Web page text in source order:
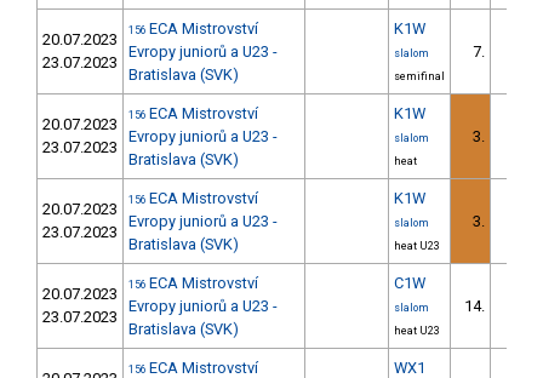
20.07.2023
23.07.2023
156 ECA Mistrovství
Evropy juniorů a U23 -
Bratislava (SVK)
K1W
slalom
semifinal
7.
20.07.2023
23.07.2023
156 ECA Mistrovství
Evropy juniorů a U23 -
Bratislava (SVK)
K1W
slalom
heat
3.
20.07.2023
23.07.2023
156 ECA Mistrovství
Evropy juniorů a U23 -
Bratislava (SVK)
K1W
slalom
heat U23
3.
20.07.2023
23.07.2023
156 ECA Mistrovství
Evropy juniorů a U23 -
Bratislava (SVK)
C1W
slalom
heat U23
14.
156 ECA Mistrovství
WX1